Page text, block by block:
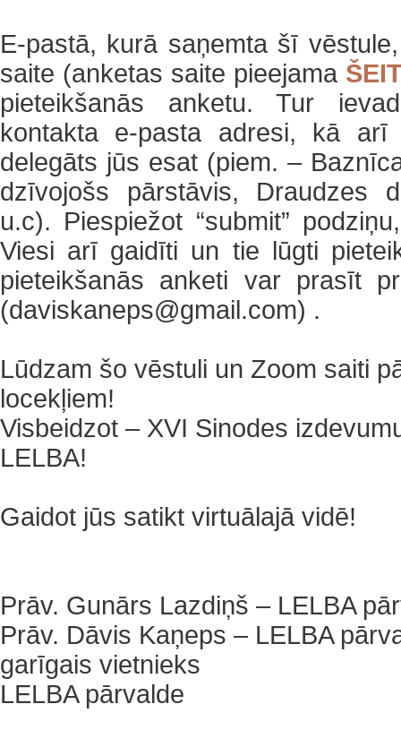
E-pastā, kurā saņemta šī
saite (anketas saite pieejama
pieteikšanās anketu. Tur
kontakta e-pasta adresi, kā arī
delegāts jūs esat (piem. –
dzīvojošs pārstāvis, Draudzes
u.c). Piespiežot “submit”
Viesi arī gaidīti un tie lūgti
pieteikšanās anketi var prasīt
(daviskaneps@gmail.com) .
Lūdzam šo vēstuli un Zoom saiti
locekļiem!
Visbeidzot – XVI Sinodes
LELBA!
Gaidot jūs satikt virtuālajā vidē!
Prāv. Gunārs Lazdiņš – LELBA
Prāv. Dāvis Kaņeps – LELBA
garīgais vietnieks
LELBA pārvalde